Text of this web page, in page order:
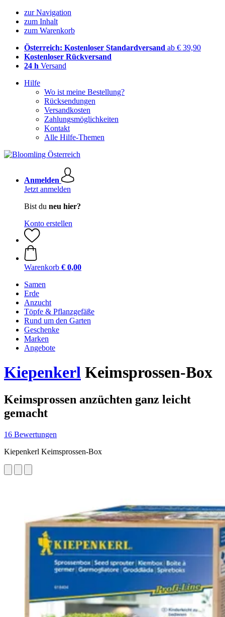
zur Navigation
zum Inhalt
zum Warenkorb
Österreich: Kostenloser Standardversand ab € 39,90
Kostenloser Rückversand
24 h Versand
Hilfe
Wo ist meine Bestellung?
Rücksendungen
Versandkosten
Zahlungsmöglichkeiten
Kontakt
Alle Hilfe-Themen
Anmelden
Jetzt anmelden
Bist du neu hier?
Konto erstellen
Warenkorb € 0,00
Samen
Erde
Anzucht
Töpfe & Pflanzgefäße
Rund um den Garten
Geschenke
Marken
Angebote
Kiepenkerl Keimsprossen-Box
Keimsprossen anzüchten ganz leicht
gemacht
16 Bewertungen
Kiepenkerl Keimsprossen-Box